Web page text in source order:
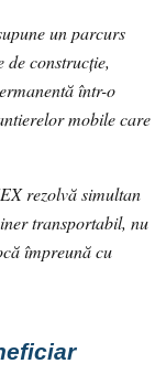
un parcurs
construcție,
într-o
mobile care
rezolvă simultan
transportabil, nu
împreună cu